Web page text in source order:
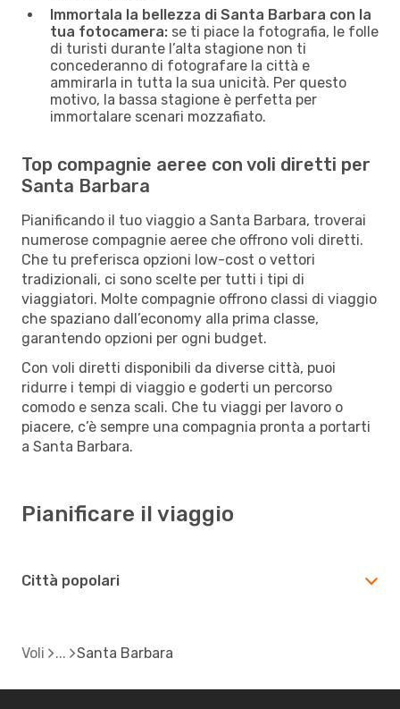
Immortala la bellezza di Santa Barbara con la
tua fotocamera: se ti piace la fotografia, le folle
di turisti durante l’alta stagione non ti
concederanno di fotografare la città e
ammirarla in tutta la sua unicità. Per questo
motivo, la bassa stagione è perfetta per
immortalare scenari mozzafiato.
Top compagnie aeree con voli diretti per
Santa Barbara
Pianificando il tuo viaggio a Santa Barbara, troverai
numerose compagnie aeree che offrono voli diretti.
Che tu preferisca opzioni low-cost o vettori
tradizionali, ci sono scelte per tutti i tipi di
viaggiatori. Molte compagnie offrono classi di viaggio
che spaziano dall’economy alla prima classe,
garantendo opzioni per ogni budget.
Con voli diretti disponibili da diverse città, puoi
ridurre i tempi di viaggio e goderti un percorso
comodo e senza scali. Che tu viaggi per lavoro o
piacere, c’è sempre una compagnia pronta a portarti
a Santa Barbara.
Pianificare il viaggio
Città popolari
Voli Santa Barbara